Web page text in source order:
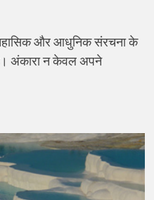
और आधुनिक संरचना के
अंकारा न केवल अपने